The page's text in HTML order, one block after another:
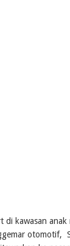
kawasan